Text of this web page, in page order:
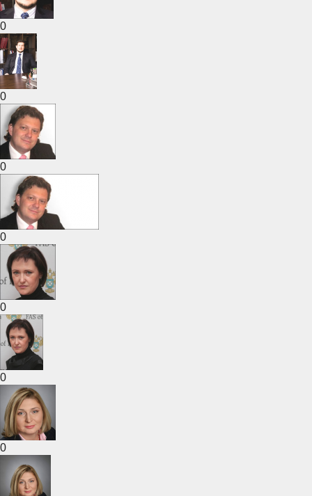
0
0
0
0
0
0
0